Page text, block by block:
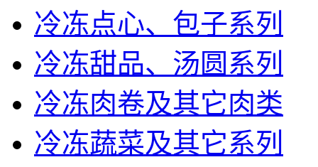
冷冻点心、包子系列
冷冻甜品、汤圆系列
冷冻肉卷及其它肉类
冷冻蔬菜及其它系列